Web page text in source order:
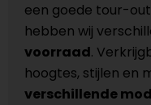
een goede tour-
hebben wij
voorraad.
hoogtes, stijlen en
verschillende